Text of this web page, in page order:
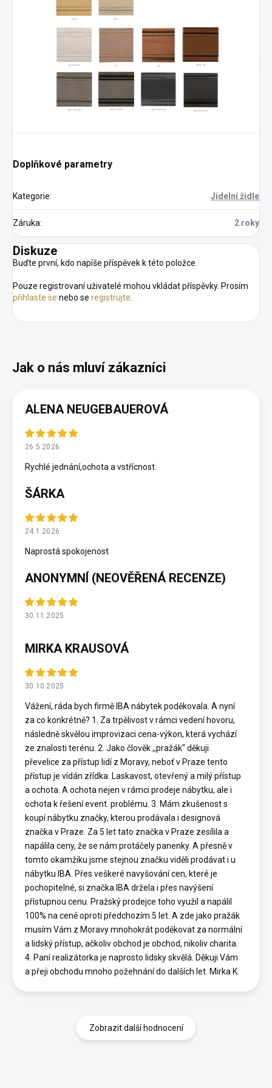
Doplňkové parametry
Kategorie: Jídelní židle
Záruka: 2 roky
Diskuze
Buďte první, kdo napíše příspěvek k této položce.
Pouze registrovaní uživatelé mohou vkládat příspěvky. Prosím
přihlaste se nebo se registrujte
ALENA NEUGEBAUEROVÁ
26.5.2026
Rychlé jednání,ochota a vstřícnost.
ŠÁRKA
24.1.2026
Naprostá spokojenost
ANONYMNÍ (NEOVĚŘENÁ RECENZE)
30.11.2025
MIRKA KRAUSOVÁ
30.10.2025
Vážení, ráda bych firmě IBA nábytek poděkovala. A nyní
za co konkrétně? 1. Za trpělivost v rámci vedení hovoru,
následně skvělou improvizaci cena-výkon, která vychází
ze znalosti terénu. 2. Jako člověk ,,pražák“ děkuji
převelice za přístup lidí z Moravy, neboť v Praze tento
přístup je vídán zřídka. Laskavost, otevřený a milý přístup
a ochota. A ochota nejen v rámci prodeje nábytku, ale i
ochota k řešení event. problému. 3. Mám zkušenost s
koupí nábytku značky, kterou prodávala i designová
značka v Praze. Za 5 let tato značka v Praze zesílila a
napálila ceny, že se nám protáčely panenky. A přesně v
tomto okamžiku jsme stejnou značku viděli prodávat i u
nábytku IBA. Přes veškeré navyšování cen, které je
pochopitelné, si značka IBA držela i přes navýšení
přístupnou cenu. Pražský prodejce toho využil a napálil
100% na ceně oproti předchozím 5 let. A zde jako pražák
musím Vám z Moravy mnohokrát poděkovat za normální
a lidský přístup, ačkoliv obchod je obchod, nikoliv charita.
4. Paní realizátorka je naprosto lidsky skvělá. Děkuji Vám
a přeji obchodu mnoho požehnání do dalších let. Mirka K.
Zobrazit další hodnocení